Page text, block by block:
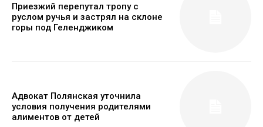
Приезжий перепутал тропу с
руслом ручья и застрял на склоне
горы под Геленджиком
Адвокат Полянская уточнила
условия получения родителями
алиментов от детей